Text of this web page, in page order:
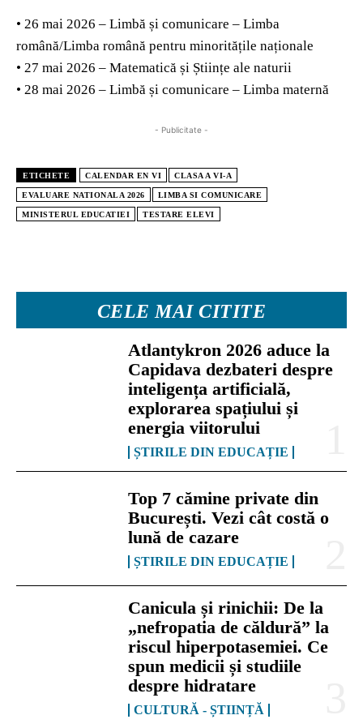
CELE MAI CITITE
Atlantykron 2026 aduce la
Capidava dezbateri despre
inteligența artificială,
explorarea spațiului și
energia viitorului
ȘTIRILE DIN EDUCAȚIE
Top 7 cămine private din
București. Vezi cât costă o
lună de cazare
ȘTIRILE DIN EDUCAȚIE
Canicula și rinichii: De la
„nefropatia de căldură” la
riscul hiperpotasemiei. Ce
spun medicii și studiile
despre hidratare
CULTURĂ - ȘTIINȚĂ
• 26 mai 2026 – Limbă și comunicare – Limba
română/Limba română pentru minoritățile naționale
• 27 mai 2026 – Matematică și Științe ale naturii
• 28 mai 2026 – Limbă și comunicare – Limba maternă
- Publicitate -
ETICHETE CALENDAR EN VI CLASA A VI-A
EVALUARE NATIONALA 2026 LIMBA SI COMUNICARE
MINISTERUL EDUCATIEI TESTARE ELEVI